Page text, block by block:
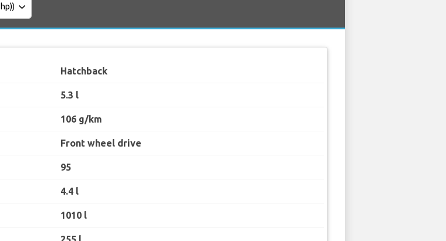
Hatchback
5.3 l
106 g/km
Front wheel drive
95
4.4 l
1010 l